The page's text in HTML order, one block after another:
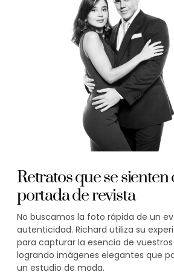
Retratos que se
portada de revista
No buscamos la foto rápida de un
autenticidad. Richard utiliza su
para capturar la esencia de
logrando imágenes elegantes que
un estudio de moda.